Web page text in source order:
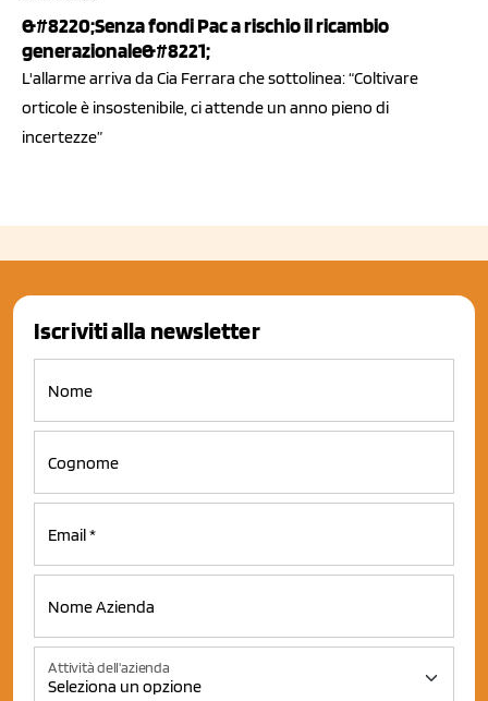
&#8220;Senza fondi Pac a rischio il ricambio
generazionale&#8221;
L'allarme arriva da Cia Ferrara che sottolinea: “Coltivare
orticole è insostenibile, ci attende un anno pieno di
incertezze”
Iscriviti alla newsletter
Attività dell'azienda